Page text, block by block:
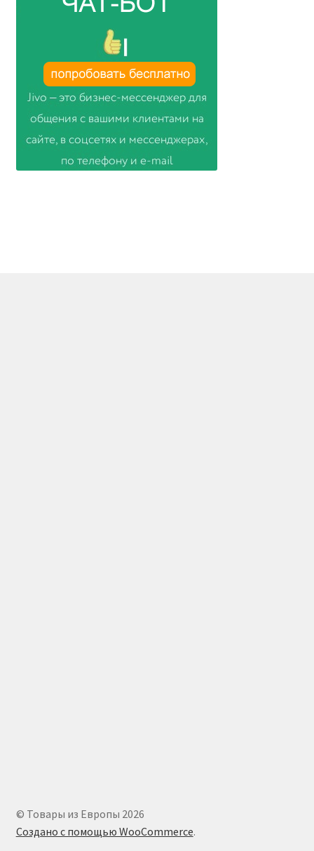
© Товары из Европы 2026
Создано с помощью WooCommerce.